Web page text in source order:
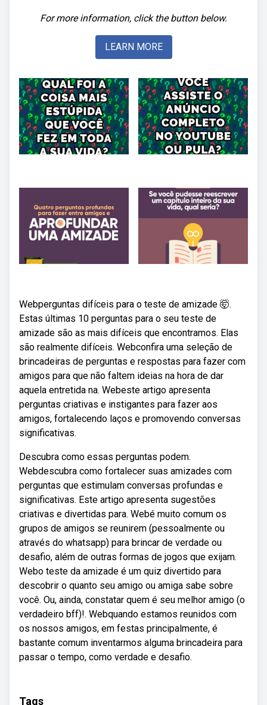
For more information, click the button below.
LEARN MORE
Webperguntas difíceis para o teste de amizade 🤯.
Estas últimas 10 perguntas para o seu teste de
amizade são as mais difíceis que encontramos. Elas
são realmente difíceis. Webconfira uma seleção de
brincadeiras de perguntas e respostas para fazer com
amigos para que não faltem ideias na hora de dar
aquela entretida na. Webeste artigo apresenta
perguntas criativas e instigantes para fazer aos
amigos, fortalecendo laços e promovendo conversas
significativas.
Descubra como essas perguntas podem.
Webdescubra como fortalecer suas amizades com
perguntas que estimulam conversas profundas e
significativas. Este artigo apresenta sugestões
criativas e divertidas para. Webé muito comum os
grupos de amigos se reunirem (pessoalmente ou
através do whatsapp) para brincar de verdade ou
desafio, além de outras formas de jogos que exijam.
Webo teste da amizade é um quiz divertido para
descobrir o quanto seu amigo ou amiga sabe sobre
você. Ou, ainda, constatar quem é seu melhor amigo (o
verdadeiro bff)!. Webquando estamos reunidos com
os nossos amigos, em festas principalmente, é
bastante comum inventarmos alguma brincadeira para
passar o tempo, como verdade e desafio.
Tags